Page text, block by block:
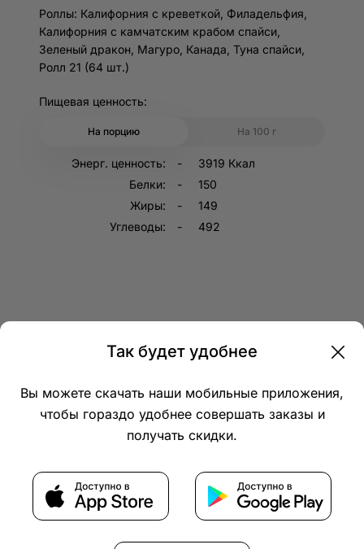
Роллы: Калифорния с креветкой, Филадельфия,
Калифорния с камчатским крабом спайси,
Зеленый дракон, Магуро, Канада, Туна спайси,
Ролл 21 (64 шт.)
Пищевая ценность:
На порцию На 100 г
Энерг. ценность:
3919 Ккал
Белки:
150
Жиры:
149
Углеводы:
492
Так будет удобнее
Вы можете скачать наши мобильные приложения,
чтобы гораздо удобнее совершать заказы и
получать скидки.